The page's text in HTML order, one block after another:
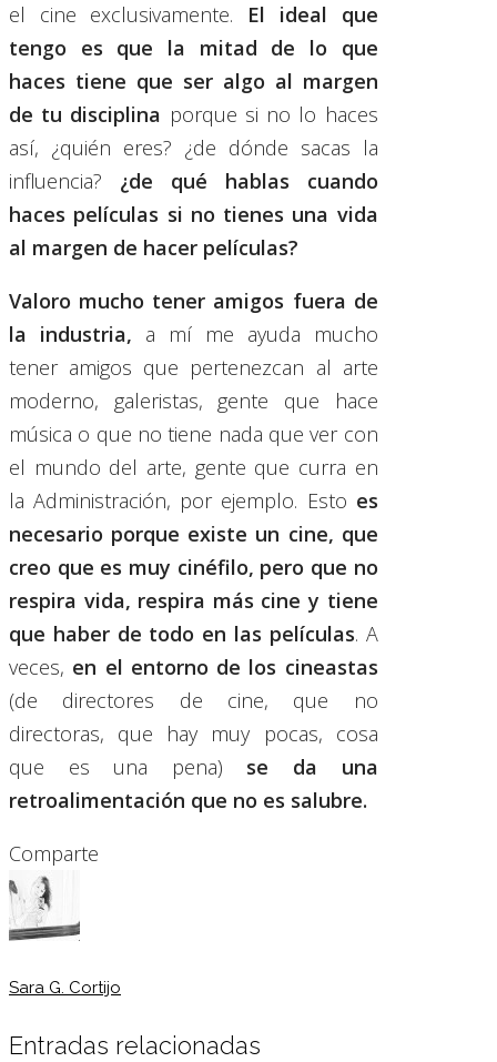
el cine exclusivamente. El ideal que
tengo es que la mitad de lo que
haces tiene que ser algo al margen
de tu disciplina porque si no lo haces
así, ¿quién eres? ¿de dónde sacas la
influencia? ¿de qué hablas cuando
haces películas si no tienes una vida
al margen de hacer películas?
Valoro mucho tener amigos fuera de
la industria, a mí me ayuda mucho
tener amigos que pertenezcan al arte
moderno, galeristas, gente que hace
música o que no tiene nada que ver con
el mundo del arte, gente que curra en
la Administración, por ejemplo. Esto es
necesario porque existe un cine, que
creo que es muy cinéfilo, pero que no
respira vida, respira más cine y tiene
que haber de todo en las películas. A
veces, en el entorno de los cineastas
(de directores de cine, que no
directoras, que hay muy pocas, cosa
que es una pena) se da una
retroalimentación que no es salubre.
Comparte
Sara G. Cortijo
Entradas relacionadas